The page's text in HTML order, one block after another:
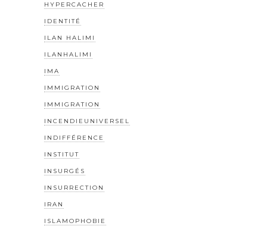
HYPERCACHER
IDENTITÉ
ILAN HALIMI
ILANHALIMI
IMA
IMMIGRATION
IMMIGRATION
INCENDIEUNIVERSEL
INDIFFÉRENCE
INSTITUT
INSURGÉS
INSURRECTION
IRAN
ISLAMOPHOBIE